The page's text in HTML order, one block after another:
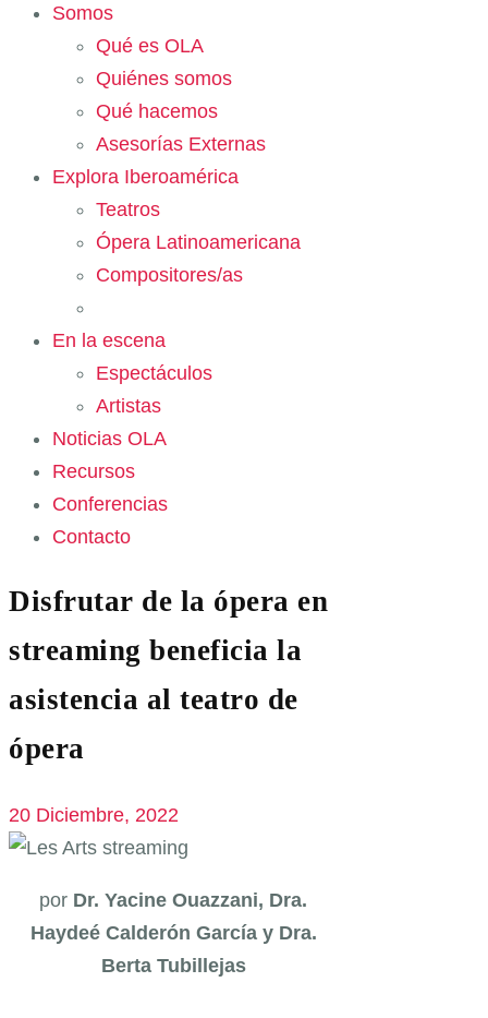
Somos
Qué es OLA
Quiénes somos
Qué hacemos
Asesorías Externas
Explora Iberoamérica
Teatros
Ópera Latinoamericana
Compositores/as
En la escena
Espectáculos
Artistas
Noticias OLA
Recursos
Conferencias
Contacto
Disfrutar de la ópera en
streaming beneficia la
asistencia al teatro de
ópera
20 Diciembre, 2022
por Dr. Yacine Ouazzani, Dra.
Haydeé Calderón García y Dra.
Berta Tubillejas